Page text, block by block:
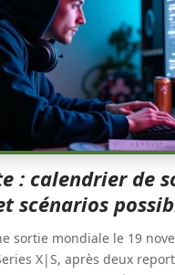
: calendrier de
scénarios
sortie mondiale le 19
X|S, après deux